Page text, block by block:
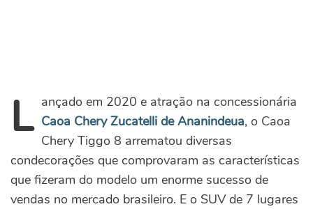
L ançado em 2020 e atração na concessionária
Caoa Chery Zucatelli de Ananindeua, o Caoa
Chery Tiggo 8 arrematou diversas
condecorações que comprovaram as características
que fizeram do modelo um enorme sucesso de
vendas no mercado brasileiro. E o SUV de 7 lugares